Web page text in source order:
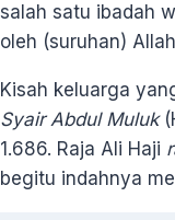
salah satu ibadah
oleh (suruhan)
Kisah keluarga
Syair Abdul Muluk
1.686. Raja Ali Haji
begitu indahnya